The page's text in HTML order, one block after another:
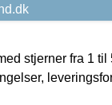
stjerner fra 1 til